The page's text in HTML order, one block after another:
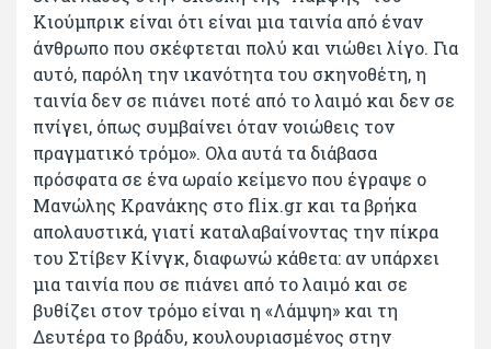
Κιούμπρικ είναι ότι είναι μια ταινία από έναν
άνθρωπο που σκέφτεται πολύ και νιώθει λίγο. Για
αυτό, παρόλη την ικανότητα του σκηνοθέτη, η
ταινία δεν σε πιάνει ποτέ από το λαιμό και δεν σε
πνίγει, όπως συμβαίνει όταν νοιώθεις τον
πραγματικό τρόμο». Ολα αυτά τα διάβασα
πρόσφατα σε ένα ωραίο κείμενο που έγραψε ο
Μανώλης Κρανάκης στο flix.gr και τα βρήκα
απολαυστικά, γιατί καταλαβαίνοντας την πίκρα
του Στίβεν Κίνγκ, διαφωνώ κάθετα: αν υπάρχει
μια ταινία που σε πιάνει από το λαιμό και σε
βυθίζει στον τρόμο είναι η «Λάμψη» και τη
Δευτέρα το βράδυ, κουλουριασμένος στην